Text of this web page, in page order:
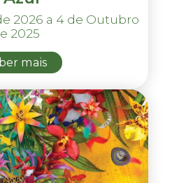
2026 a 4 de Outubro
2025
mais